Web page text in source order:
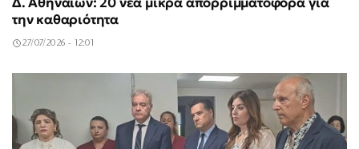
την καθαριότητα
27/07/2026 - 12:01